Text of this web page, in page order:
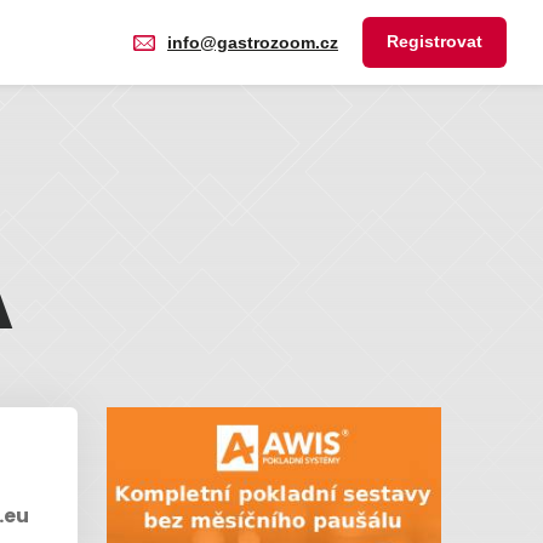
info@gastrozoom.cz Registrovat